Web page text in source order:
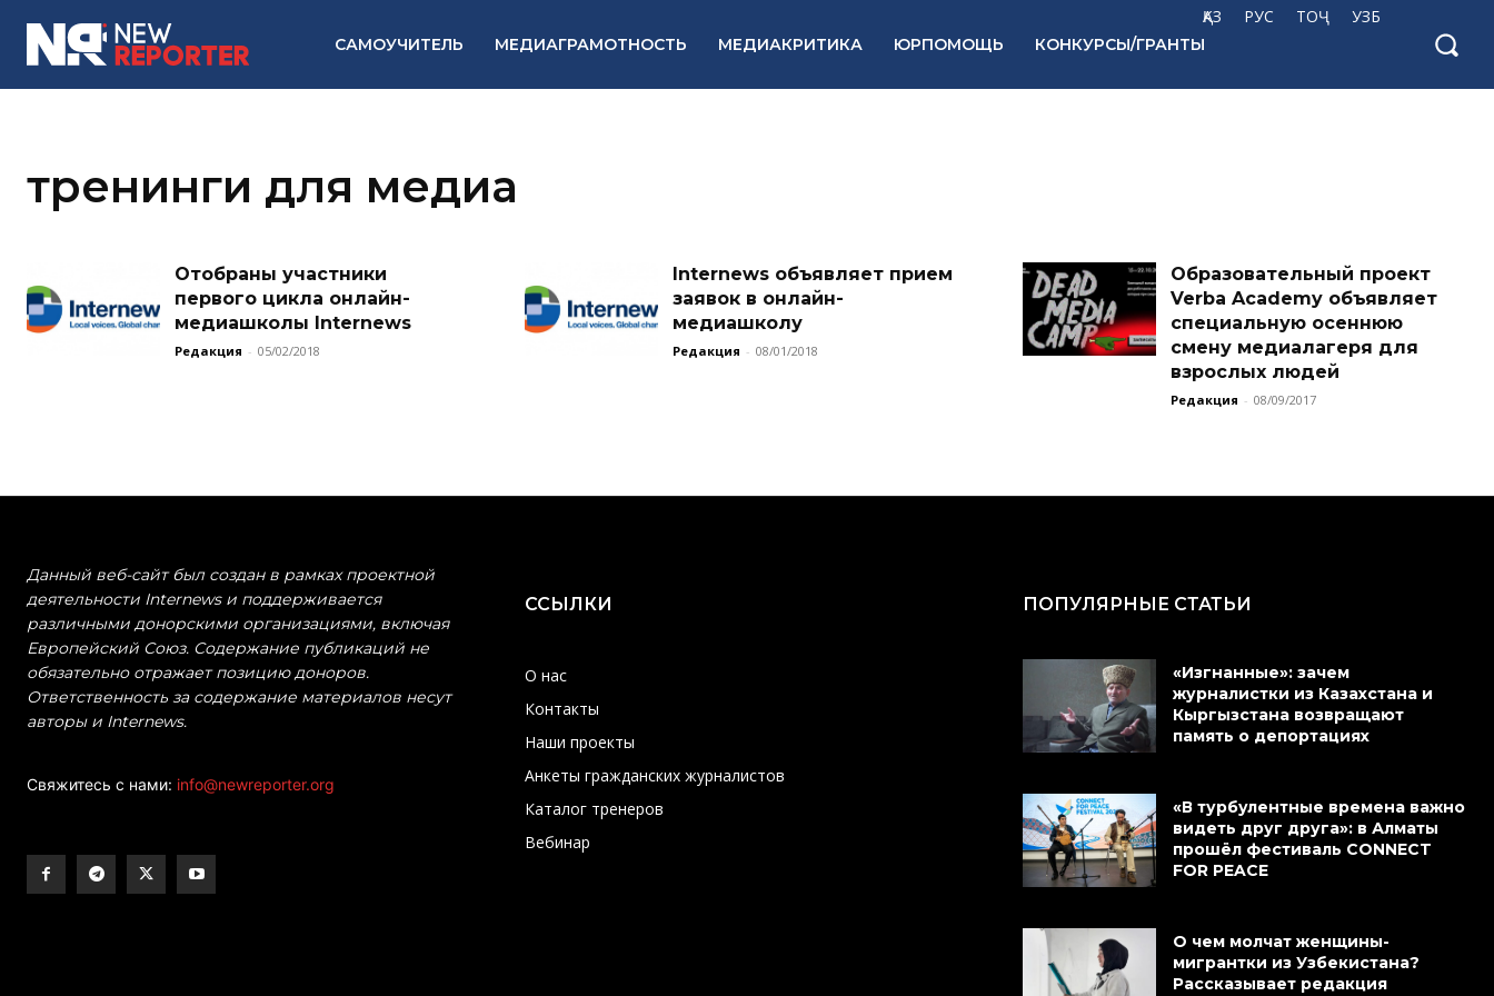
ҚАЗ РУС ТОҶ УЗБ
САМОУЧИТЕЛЬ МЕДИАГРАМОТНОСТЬ МЕДИАКРИТИКА ЮРПОМОЩЬ КОНКУРСЫ/ГРАНТЫ
тренинги для медиа
Отобраны участники
первого цикла онлайн-
медиашколы Internews
Редакция - 05/02/2018
Internews объявляет прием
заявок в онлайн-
медиашколу
Редакция - 08/01/2018
Образовательный проект
Verba Academy объявляет
специальную осеннюю
смену медиалагеря для
взрослых людей
Редакция - 08/09/2017
Данный веб-сайт был создан в рамках проектной
деятельности Internews и поддерживается
различными донорскими организациями, включая
Европейский Союз. Содержание публикаций не
обязательно отражает позицию доноров.
Ответственность за содержание материалов несут
авторы и Internews.
Свяжитесь с нами: info@newreporter.org
ССЫЛКИ
О нас
Контакты
Наши проекты
Анкеты гражданских журналистов
Каталог тренеров
Вебинар
ПОПУЛЯРНЫЕ СТАТЬИ
«Изгнанные»: зачем
журналистки из Казахстана и
Кыргызстана возвращают
память о депортациях
«В турбулентные времена важно
видеть друг друга»: в Алматы
прошёл фестиваль CONNECT
FOR PEACE
О чем молчат женщины-
мигрантки из Узбекистана?
Рассказывает редакция